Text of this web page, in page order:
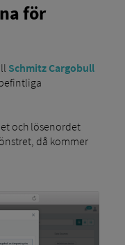
för
Schmitz Cargobull
och lösenordet
då kommer